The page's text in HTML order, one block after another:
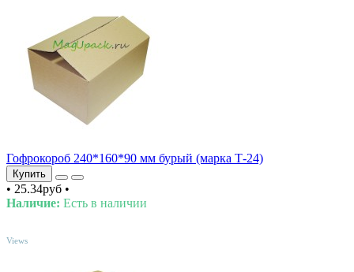
Гофрокороб 240*160*90 мм бурый (марка Т-24)
Купить
• 25.34руб •
Наличие: Есть в наличии
Views